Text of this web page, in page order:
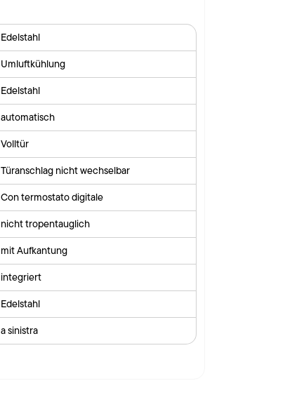
Edelstahl
Umluftkühlung
Edelstahl
automatisch
Volltür
Türanschlag nicht wechselbar
Con termostato digitale
nicht tropentauglich
mit Aufkantung
integriert
Edelstahl
a sinistra